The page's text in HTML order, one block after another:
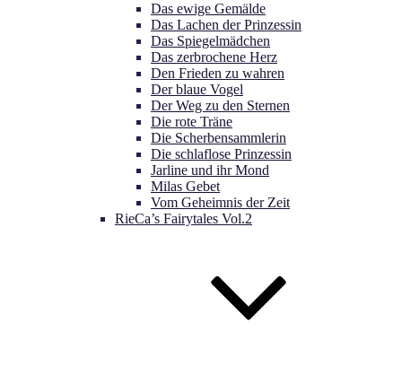
Das ewige Gemälde
Das Lachen der Prinzessin
Das Spiegelmädchen
Das zerbrochene Herz
Den Frieden zu wahren
Der blaue Vogel
Der Weg zu den Sternen
Die rote Träne
Die Scherbensammlerin
Die schlaflose Prinzessin
Jarline und ihr Mond
Milas Gebet
Vom Geheimnis der Zeit
RieCa’s Fairytales Vol.2